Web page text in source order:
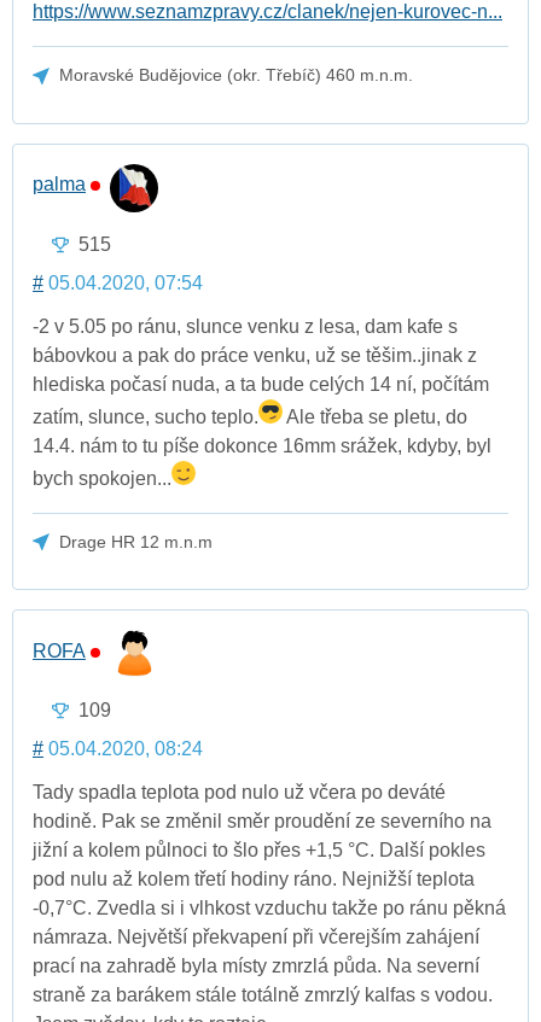
https://www.seznamzpravy.cz/clanek/nejen-kurovec-n...
Moravské Budějovice (okr. Třebíč) 460 m.n.m.
palma
515
# 05.04.2020, 07:54
-2 v 5.05 po ránu, slunce venku z lesa, dam kafe s
bábovkou a pak do práce venku, už se těšim..jinak z
hlediska počasí nuda, a ta bude celých 14 ní, počítám
zatím, slunce, sucho teplo.
Ale třeba se pletu, do
14.4. nám to tu píše dokonce 16mm srážek, kdyby, byl
bych spokojen...
Drage HR 12 m.n.m
ROFA
109
# 05.04.2020, 08:24
Tady spadla teplota pod nulo už včera po deváté
hodině. Pak se změnil směr proudění ze severního na
jižní a kolem půlnoci to šlo přes +1,5 °C. Další pokles
pod nulu až kolem třetí hodiny ráno. Nejnižší teplota
-0,7°C. Zvedla si i vlhkost vzduchu takže po ránu pěkná
námraza. Největší překvapení při včerejším zahájení
prací na zahradě byla místy zmrzlá půda. Na severní
straně za barákem stále totálně zmrzlý kalfas s vodou.